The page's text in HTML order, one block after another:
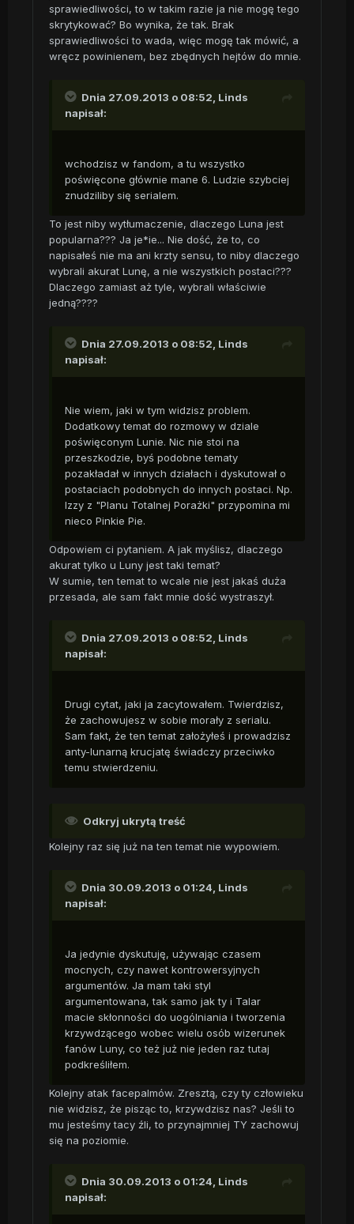
sprawiedliwości, to w takim razie ja nie mogę tego
skrytykować? Bo wynika, że tak. Brak
sprawiedliwości to wada, więc mogę tak mówić, a
wręcz powinienem, bez zbędnych hejtów do mnie.
Dnia 27.09.2013 o 08:52, Linds
napisał:
wchodzisz w fandom, a tu wszystko
poświęcone głównie mane 6. Ludzie szybciej
znudziliby się serialem.
To jest niby wytłumaczenie, dlaczego Luna jest
popularna??? Ja je*ie... Nie dość, że to, co
napisałeś nie ma ani krzty sensu, to niby dlaczego
wybrali akurat Lunę, a nie wszystkich postaci???
Dlaczego zamiast aż tyle, wybrali właściwie
jedną????
Dnia 27.09.2013 o 08:52, Linds
napisał:
Nie wiem, jaki w tym widzisz problem.
Dodatkowy temat do rozmowy w dziale
poświęconym Lunie. Nic nie stoi na
przeszkodzie, byś podobne tematy
pozakładał w innych działach i dyskutował o
postaciach podobnych do innych postaci. Np.
Izzy z "Planu Totalnej Porażki" przypomina mi
nieco Pinkie Pie.
Odpowiem ci pytaniem. A jak myślisz, dlaczego
akurat tylko u Luny jest taki temat?
W sumie, ten temat to wcale nie jest jakaś duża
przesada, ale sam fakt mnie dość wystraszył.
Dnia 27.09.2013 o 08:52, Linds
napisał:
Drugi cytat, jaki ja zacytowałem. Twierdzisz,
że zachowujesz w sobie morały z serialu.
Sam fakt, że ten temat założyłeś i prowadzisz
anty-lunarną krucjatę świadczy przeciwko
temu stwierdzeniu.
Odkryj ukrytą treść
Kolejny raz się już na ten temat nie wypowiem.
Dnia 30.09.2013 o 01:24, Linds
napisał:
Ja jedynie dyskutuję, używając czasem
mocnych, czy nawet kontrowersyjnych
argumentów. Ja mam taki styl
argumentowana, tak samo jak ty i Talar
macie skłonności do uogólniania i tworzenia
krzywdzącego wobec wielu osób wizerunek
fanów Luny, co też już nie jeden raz tutaj
podkreśliłem.
Kolejny atak facepalmów. Zresztą, czy ty człowieku
nie widzisz, że pisząc to, krzywdzisz nas? Jeśli to
mu jesteśmy tacy źli, to przynajmniej TY zachowuj
się na poziomie.
Dnia 30.09.2013 o 01:24, Linds
napisał: